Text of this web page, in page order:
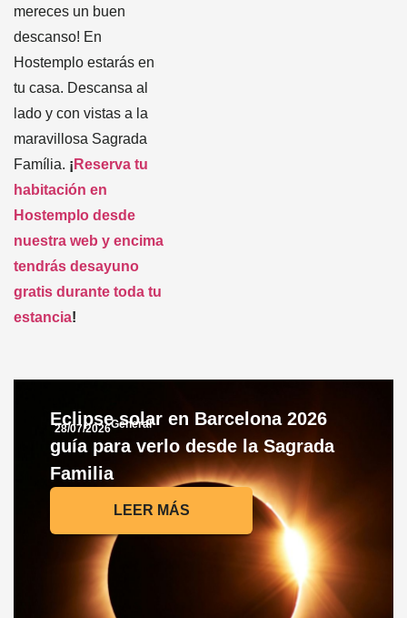
mereces un buen
descanso! En
Hostemplo estarás en
tu casa. Descansa al
lado y con vistas a la
maravillosa Sagrada
Família. ¡ Reserva tu
habitación en
Hostemplo desde
nuestra web y encima
tendrás desayuno
gratis durante toda tu
estancia!
28/07/2026General
Eclipse solar en Barcelona 2026
guía para verlo desde la Sagrada
Familia
LEER MÁS